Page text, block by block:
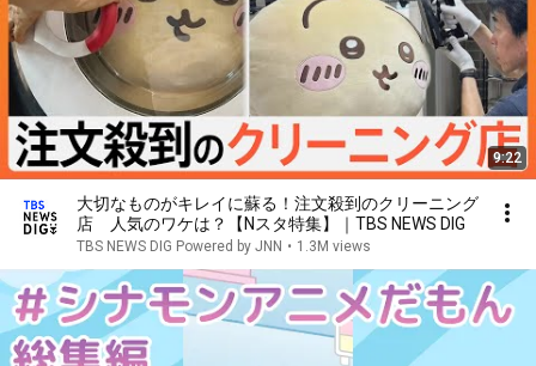
9:22
大切なものがキレイに蘇る！注文殺到のクリーニング
店 人気のワケは？【Nスタ特集】｜TBS NEWS DIG
TBS NEWS DIG Powered by JNN • 1.3M views